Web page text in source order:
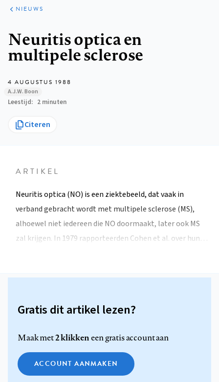
ARTIKELEN
HET
KORT
NIEUWS
Neuritis optica en
multipele sclerose
4 AUGUSTUS 1988
A.J.W. Boon
Leestijd 2 minuten
Citeren
ARTIKEL
Neuritis optica (NO) is een ziektebeeld, dat vaak in
verband gebracht wordt met multipele sclerose (MS),
alhoewel niet iedereen die NO doormaakt, later ook MS
zal krijgen. In 1979 rapporteerden Cohen et al. over hun…
Gratis dit artikel lezen?
Maak met2 klikkeneen gratis account aan
ACCOUNT AANMAKEN